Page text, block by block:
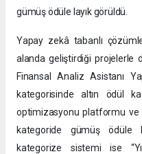
gümüş ödüle layık görüldü.
Yapay zekâ tabanlı
alanda geliştirdiği projelerle
Finansal Analiz Asistanı
kategorisinde altın ödül
optimizasyonu platformu ve
kategoride gümüş ödüle
kategorize sistemi ise